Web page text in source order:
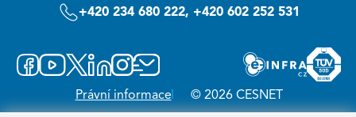
+420 234 680 222, +420 602 252 531
Právní informace © 2026 CESNET